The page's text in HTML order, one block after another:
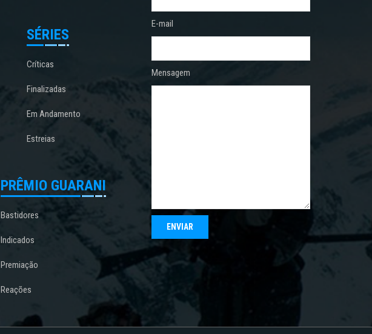
SÉRIES
Críticas
Finalizadas
Em Andamento
Estreias
PRÊMIO GUARANI
Bastidores
Indicados
Premiação
Reações
E-mail
Mensagem